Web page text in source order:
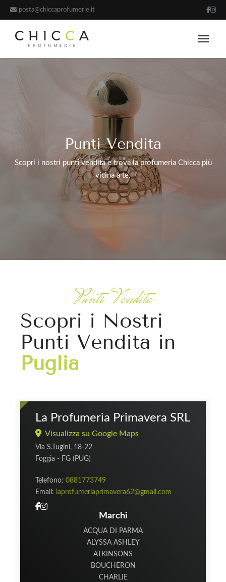
posta@chiccaprofumerie.it
Punti Vendita
Scopri i nostri punti vendita e trova la profumeria Chicca più
vicina a te.
Punti Vendita
Scopri i Nostri
Punti Vendita in
Puglia
La Profumeria Primavera SRL
Visualizza su Google Maps
Via S.Tugini, 18-22
Foggia - FG (PUG)
Telefono: 0881773749
Email: laprofumeriaprimavera62@gmail.com
Marchi
ACQUA DI PARMA
ALYSSA ASHLEY
ATKINSONS
BOUCHERON
CHARLIE